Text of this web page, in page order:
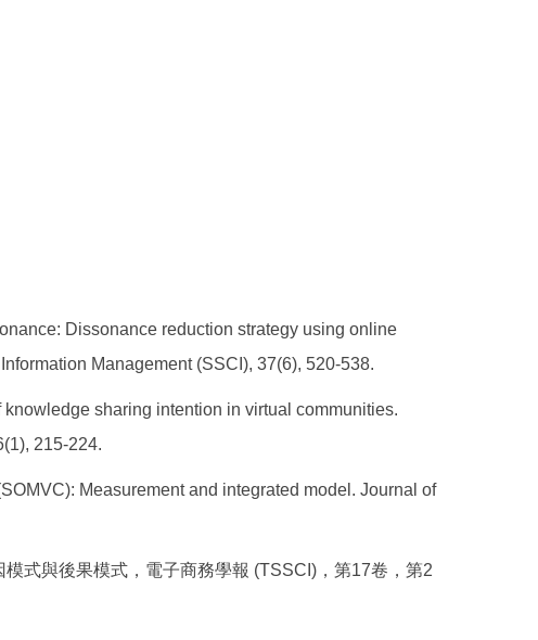
Dissonance reduction strategy using online
Management (SSCI), 37(6), 520-538.
sharing intention in virtual communities.
215-224.
Measurement and integrated model. Journal of
式與後果模式，電子商務學報 (TSSCI)，第17卷，第2